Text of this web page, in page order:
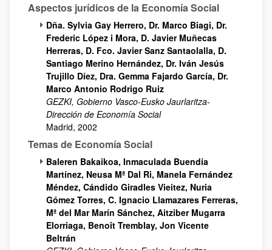
Aspectos jurídicos de la Economía Social
Dña. Sylvia Gay Herrero, Dr. Marco Biagi, Dr.
Frederic López i Mora, D. Javier Muñecas
Herreras, D. Fco. Javier Sanz Santaolalla, D.
Santiago Merino Hernández, Dr. Iván Jesús
Trujillo Díez, Dra. Gemma Fajardo García, Dr.
Marco Antonio Rodrigo Ruiz
GEZKI, Gobierno Vasco-Eusko Jaurlaritza-
Dirección de Economía Social
Madrid, 2002
Temas de Economía Social
Baleren Bakaikoa, Inmaculada Buendía
Martínez, Neusa Mª Dal Ri, Manela Fernández
Méndez, Cándido Giradles Vieitez, Nuria
Gómez Torres, C. Ignacio Llamazares Ferreras,
Mª del Mar Marín Sánchez, Aitziber Mugarra
Elorriaga, Benoît Tremblay, Jon Vicente
Beltrán